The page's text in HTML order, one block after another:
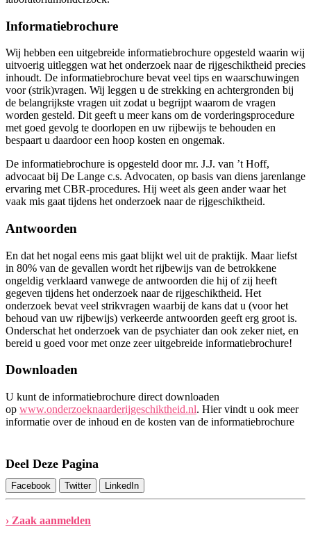
Informatiebrochure
Wij hebben een uitgebreide informatiebrochure opgesteld waarin wij
uitvoerig uitleggen wat het onderzoek naar de rijgeschiktheid precies
inhoudt. De informatiebrochure bevat veel tips en waarschuwingen
voor (strik)vragen. Wij leggen u de strekking en achtergronden bij
de belangrijkste vragen uit zodat u begrijpt waarom de vragen
worden gesteld. Dit geeft u meer kans om de vorderingsprocedure
met goed gevolg te doorlopen en uw rijbewijs te behouden en
bespaart u daardoor een hoop kosten en ongemak.
De informatiebrochure is opgesteld door mr. J.J. van ’t Hoff,
advocaat bij De Lange c.s. Advocaten, op basis van diens jarenlange
ervaring met CBR-procedures. Hij weet als geen ander waar het
vaak mis gaat tijdens het onderzoek naar de rijgeschiktheid.
Antwoorden
En dat het nogal eens mis gaat blijkt wel uit de praktijk. Maar liefst
in 80% van de gevallen wordt het rijbewijs van de betrokkene
ongeldig verklaard vanwege de antwoorden die hij of zij heeft
gegeven tijdens het onderzoek naar de rijgeschiktheid. Het
onderzoek bevat veel strikvragen waarbij de kans dat u (voor het
behoud van uw rijbewijs) verkeerde antwoorden geeft erg groot is.
Onderschat het onderzoek van de psychiater dan ook zeker niet, en
bereid u goed voor met onze zeer uitgebreide informatiebrochure!
Downloaden
U kunt de informatiebrochure direct downloaden
op www.onderzoeknaarderijgeschiktheid.nl. Hier vindt u ook meer
informatie over de inhoud en de kosten van de informatiebrochure
Deel Deze Pagina
Facebook Twitter LinkedIn
› Zaak aanmelden